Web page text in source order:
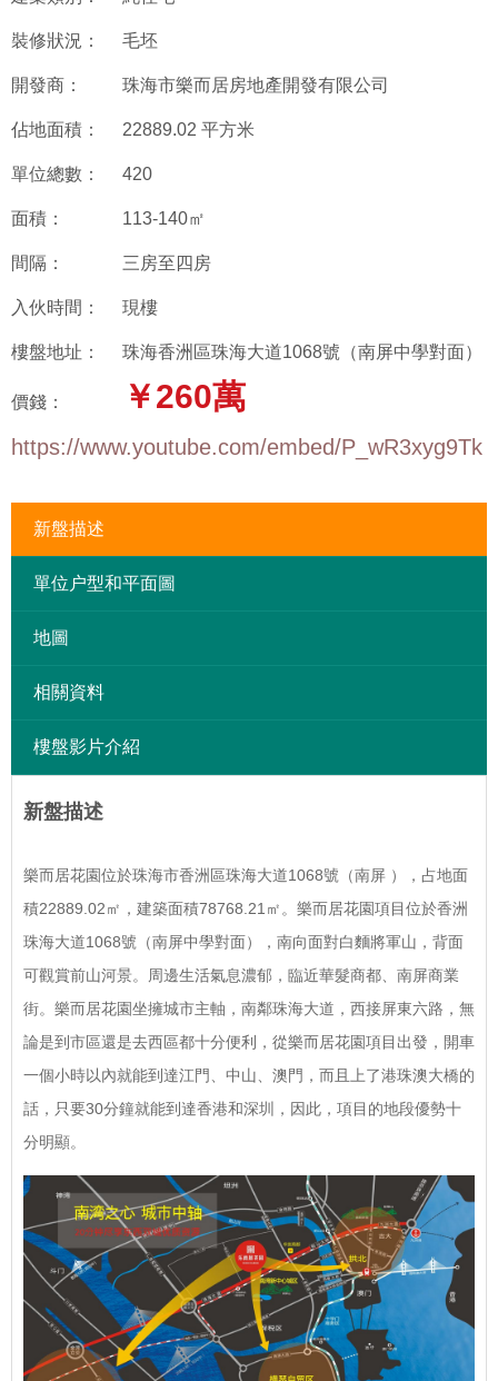
裝修狀況： 毛坯
開發商： 珠海市樂而居房地產開發有限公司
佔地面積： 22889.02 平方米
單位總數： 420
面積： 113-140㎡
間隔： 三房至四房
入伙時間： 現樓
樓盤地址： 珠海香洲區珠海大道1068號（南屏中學對面）
價錢： ￥260萬
https://www.youtube.com/embed/P_wR3xyg9Tk
新盤描述
單位户型和平面圖
地圖
相關資料
樓盤影片介紹
新盤描述
樂而居花園位於珠海市香洲區珠海大道1068號（南屏 ），占地面
積22889.02㎡，建築面積78768.21㎡。樂而居花園項目位於香洲
珠海大道1068號（南屏中學對面），南向面對白麵將軍山，背面
可觀賞前山河景。周邊生活氣息濃郁，臨近華髮商都、南屏商業
街。樂而居花園坐擁城市主軸，南鄰珠海大道，西接屏東六路，無
論是到市區還是去西區都十分便利，從樂而居花園項目出發，開車
一個小時以內就能到達江門、中山、澳門，而且上了港珠澳大橋的
話，只要30分鐘就能到達香港和深圳，因此，項目的地段優勢十
分明顯。